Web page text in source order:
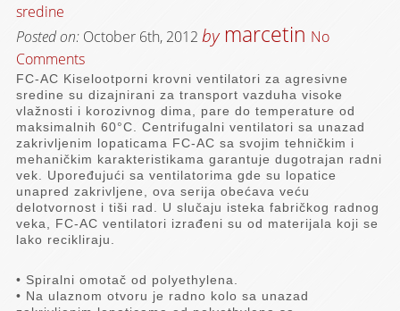
sredine
Posted on: October 6th, 2012 by marcetin No
Comments
FC-AC Kiselootporni krovni ventilatori za agresivne
sredine su dizajnirani za transport vazduha visoke
vlažnosti i korozivnog dima, pare do temperature od
maksimalnih 60°C. Centrifugalni ventilatori sa unazad
zakrivljenim lopaticama FC-AC sa svojim tehničkim i
mehaničkim karakteristikama garantuje dugotrajan radni
vek. Upoređujući sa ventilatorima gde su lopatice
unapred zakrivljene, ova serija obećava veću
delotvornost i tiši rad. U slučaju isteka fabričkog radnog
veka, FC-AC ventilatori izrađeni su od materijala koji se
lako recikliraju.
• Spiralni omotač od polyethylena.
• Na ulaznom otvoru je radno kolo sa unazad